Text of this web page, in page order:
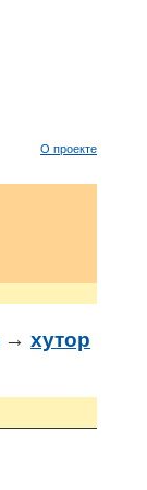
О проекте
→ хутор